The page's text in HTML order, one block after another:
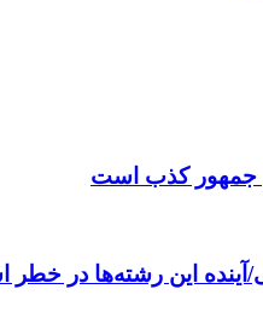
جمهور کذب است